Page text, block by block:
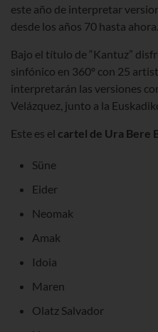
este año de interpretar
desde los años 70 hasta ahora.
Bajo el título de “Kantuz”
sinfónico en 360º con 25
interpretarán las versiones
Velázquez, junto a la
Este es el cartel de Ura Bere
Süne
Eider
Neomak
Amak
Idoia
Maren
Olatz Salvador